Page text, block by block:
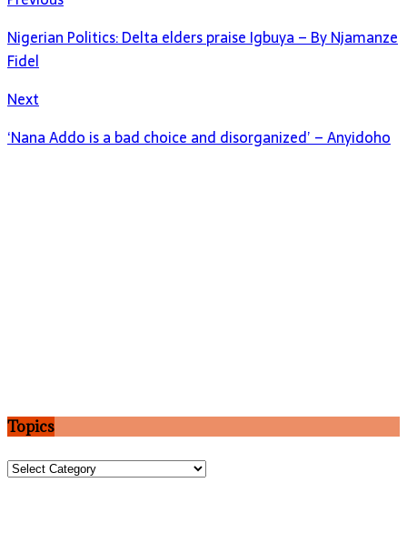
Nigerian Politics: Delta elders praise Igbuya – By Njamanze
Fidel
Next
‘Nana Addo is a bad choice and disorganized’ – Anyidoho
Topics
Topics